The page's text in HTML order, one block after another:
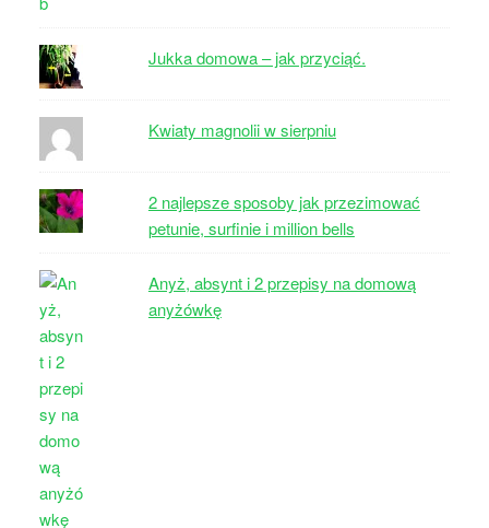
Jukka domowa – jak przyciąć.
Kwiaty magnolii w sierpniu
2 najlepsze sposoby jak przezimować
petunie, surfinie i million bells
Anyż, absynt i 2 przepisy na domową
anyżówkę